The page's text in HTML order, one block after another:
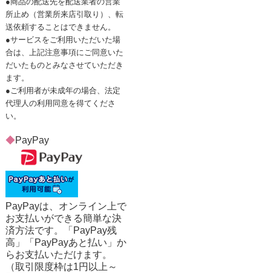
所止め（営業所来店引取り）、転
送依頼することはできません。
●サービスをご利用いただいた場
合は、上記注意事項にご同意いた
だいたものとみなさせていただき
ます。
●ご利用者が未成年の場合、法定
代理人の利用同意を得てくださ
い。
◆PayPay
PayPayは、オンライン上で
お支払いができる簡単な決
済方法です。「PayPay残
高」「PayPayあと払い」か
らお支払いただけます。
（取引限度枠は1円以上～